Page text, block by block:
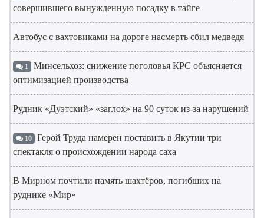
совершившего вынужденную посадку в тайге
Автобус с вахтовиками на дороге насмерть сбил медведя
1 Минсельхоз: снижение поголовья КРС объясняется
оптимизацией производства
Рудник «Дуэтский» «заглох» на 90 суток из-за нарушений
10 Герой Труда намерен поставить в Якутии три
спектакля о происхождении народа саха
В Мирном почтили память шахтёров, погибших на
руднике «Мир»